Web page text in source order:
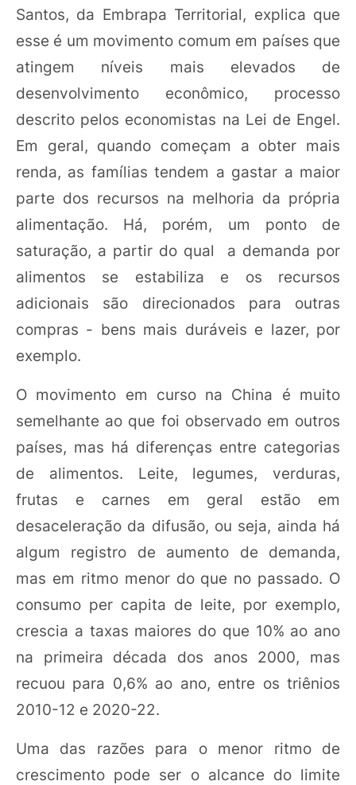
Santos, da Embrapa Territorial, explica que
esse é um movimento comum em países que
atingem níveis mais elevados de
desenvolvimento econômico, processo
descrito pelos economistas na Lei de Engel.
Em geral, quando começam a obter mais
renda, as famílias tendem a gastar a maior
parte dos recursos na melhoria da própria
alimentação. Há, porém, um ponto de
saturação, a partir do qual a demanda por
alimentos se estabiliza e os recursos
adicionais são direcionados para outras
compras - bens mais duráveis e lazer, por
exemplo.
O movimento em curso na China é muito
semelhante ao que foi observado em outros
países, mas há diferenças entre categorias
de alimentos. Leite, legumes, verduras,
frutas e carnes em geral estão em
desaceleração da difusão, ou seja, ainda há
algum registro de aumento de demanda,
mas em ritmo menor do que no passado. O
consumo per capita de leite, por exemplo,
crescia a taxas maiores do que 10% ao ano
na primeira década dos anos 2000, mas
recuou para 0,6% ao ano, entre os triênios
2010-12 e 2020-22.
Uma das razões para o menor ritmo de
crescimento pode ser o alcance do limite